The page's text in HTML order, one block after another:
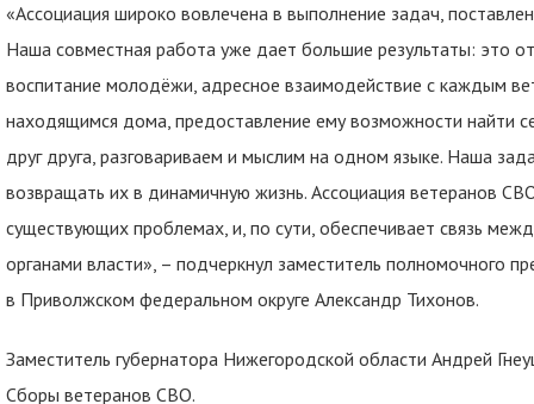
«Ассоциация широко вовлечена в выполнение задач,
Наша совместная работа уже дает большие результаты: это
воспитание молодёжи, адресное взаимодействие с каждым
находящимся дома, предоставление ему возможности найти
друг друга, разговариваем и мыслим на одном языке. Наша
возвращать их в динамичную жизнь. Ассоциация ветеранов
существующих проблемах, и, по сути, обеспечивает связь
органами власти», – подчеркнул заместитель полномочного
в Приволжском федеральном округе Александр Тихонов.
Заместитель губернатора Нижегородской области Андрей
Сборы ветеранов СВО.